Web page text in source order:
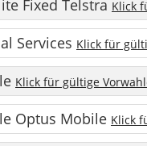
Fixed Telstra Klick
Services Klick für
Klick für gültige
Optus Mobile Klick